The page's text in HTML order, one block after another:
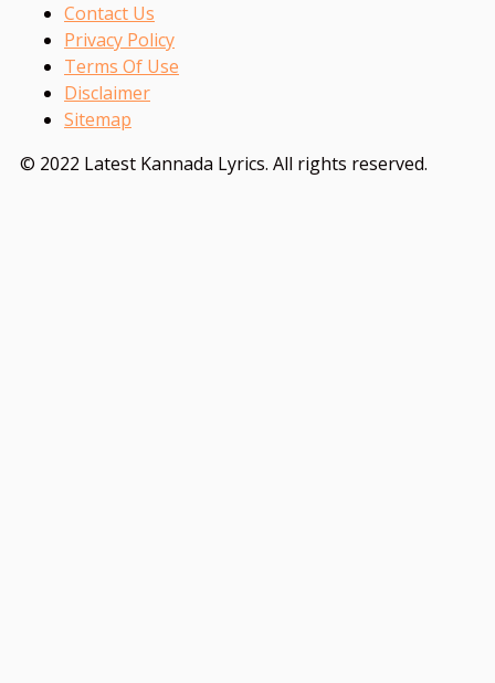
Contact Us
Privacy Policy
Terms Of Use
Disclaimer
Sitemap
© 2022 Latest Kannada Lyrics. All rights reserved.